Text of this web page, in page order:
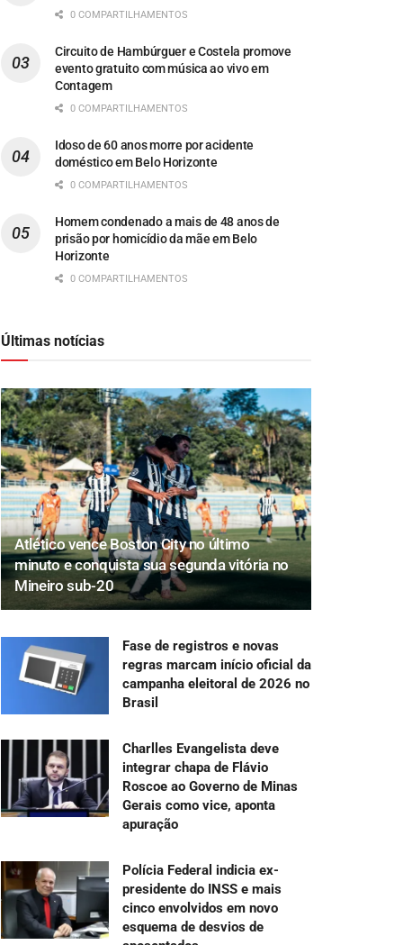
0 COMPARTILHAMENTOS
Circuito de Hambúrguer e Costela promove
evento gratuito com música ao vivo em
Contagem
0 COMPARTILHAMENTOS
Idoso de 60 anos morre por acidente
doméstico em Belo Horizonte
0 COMPARTILHAMENTOS
Homem condenado a mais de 48 anos de
prisão por homicídio da mãe em Belo
Horizonte
0 COMPARTILHAMENTOS
Últimas notícias
Atlético vence Boston City no último
minuto e conquista sua segunda vitória no
Mineiro sub-20
Fase de registros e novas
regras marcam início oficial da
campanha eleitoral de 2026 no
Brasil
Charlles Evangelista deve
integrar chapa de Flávio
Roscoe ao Governo de Minas
Gerais como vice, aponta
apuração
Polícia Federal indicia ex-
presidente do INSS e mais
cinco envolvidos em novo
esquema de desvios de